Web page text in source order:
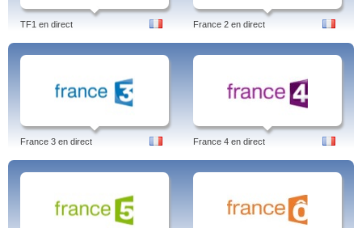
http://uc.globo.com/videos.html os vídeos sobre tudo o que acontece no
Universal Chanel.
Programas: Bates Motel, Beauty and The Beast, Common Law, Drácula,
Flashpoint, Grimm, Universal Channel vídeos, Law & Order, Law & Order LA,
The Good Wife, Universal Movie, Up All Night, What's on, O Pior Trabalho Do
Mundo, O Núcleo: Missão Ao Centro Da Terra, Eu Queria Ter A Sua Vida,
Universal Channel vídeos.
Tags: universal channel, programação, ao vivo, series, house, grimm, 100
personagens, hd, chicago fire, dracula, cinema nacional, cinema internacional,
filmes, séries, bastidores, estreias, curiosidades, blockbusters, universal
channel, brasil, português.
TF1 en direct France 2 en direct
France 3 en direct France 4 en direct